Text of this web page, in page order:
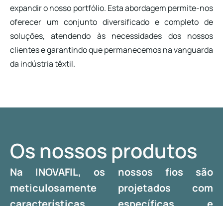
expandir o nosso portfólio. Esta abordagem permite-nos
oferecer um conjunto diversificado e completo de
soluções, atendendo às necessidades dos nossos
clientes e garantindo que permanecemos na vanguarda
da indústria têxtil.
Os nossos produtos
Na INOVAFIL, os nossos fios são
meticulosamente projetados com